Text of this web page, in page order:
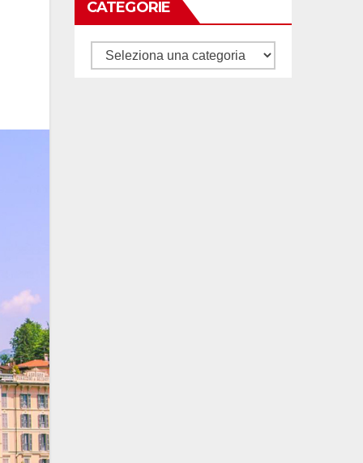
CATEGORIE
Categorie